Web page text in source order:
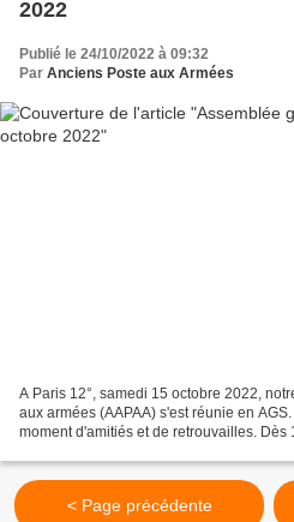
2022
Publié le 24/10/2022 à 09:32
Par Anciens Poste aux Armées
A Paris 12°, samedi 15 octobre 2022,
aux armées (AAPAA) s'est réunie en
moment d'amitiés et de retrouvailles. Dès
< Page précédente